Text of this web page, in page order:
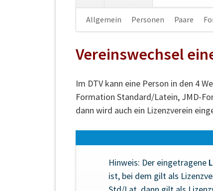
überspringen
Allgemein Personen Paare
Vereinswechsel
Im DTV kann eine Person in den 4
Formation Standard/Latein, JMD-
dann wird auch ein Lizenzverein
Hinweis: Der eingetragene
ist, bei dem gilt als